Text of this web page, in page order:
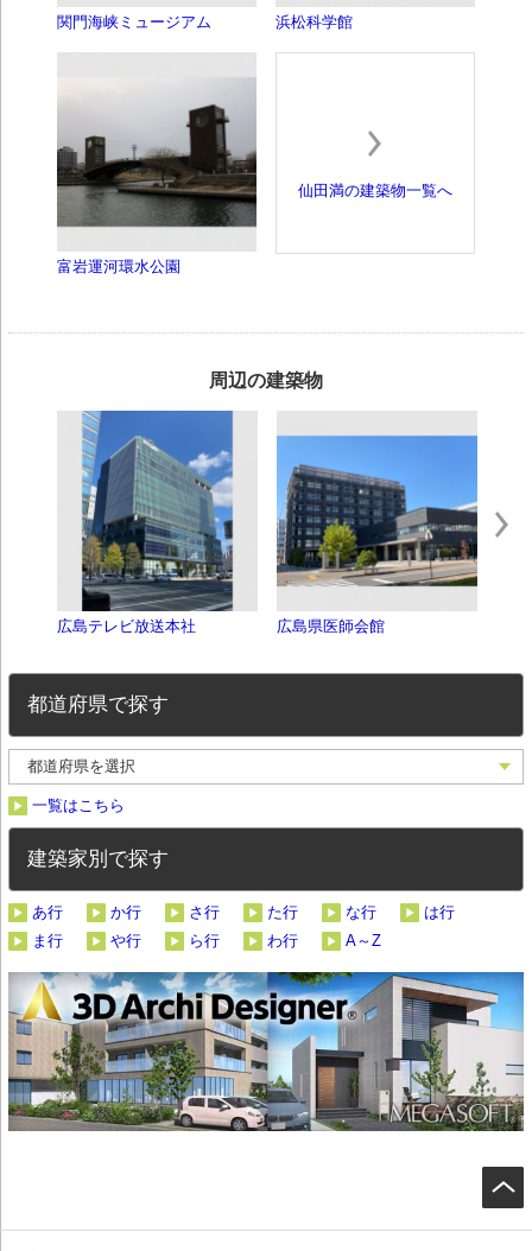
関門海峡ミュージアム 浜松科学館
富岩運河環水公園
仙田満の建築物一覧へ
周辺の建築物
広島テレビ放送本社 広島県医師会館
都道府県で探す
一覧はこちら
建築家別で探す
あ行 か行 さ行 た行 な行
は行
ま行
や行 ら行 わ行 A～Z